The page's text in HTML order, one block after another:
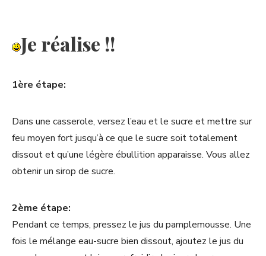
Je réalise !!
1ère étape:
Dans une casserole, versez l’eau et le sucre et mettre sur
feu moyen fort jusqu’à ce que le sucre soit totalement
dissout et qu’une légère ébullition apparaisse. Vous allez
obtenir un sirop de sucre.
2ème étape:
Pendant ce temps, pressez le jus du pamplemousse. Une
fois le mélange eau-sucre bien dissout, ajoutez le jus du